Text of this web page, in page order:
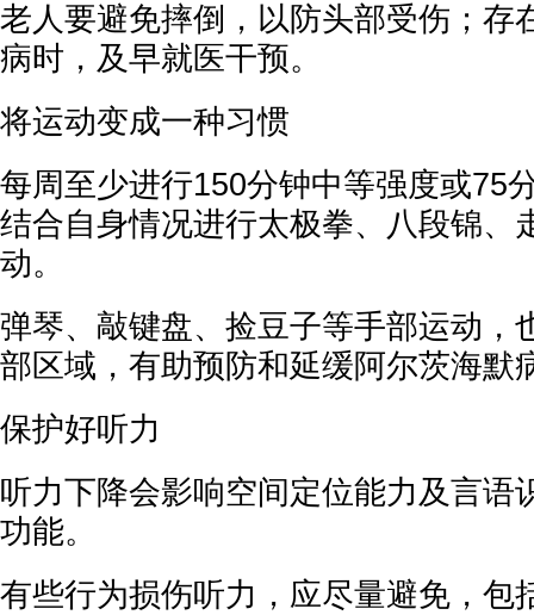
老人要避免摔倒，以防头部受伤；存
病时，及早就医干预。
将运动变成一种习惯
每周至少进行150分钟中等强度或75
结合自身情况进行太极拳、八段锦、
动。
弹琴、敲键盘、捡豆子等手部运动，
部区域，有助预防和延缓阿尔茨海默
保护好听力
听力下降会影响空间定位能力及言语
功能。
有些行为损伤听力，应尽量避免，包